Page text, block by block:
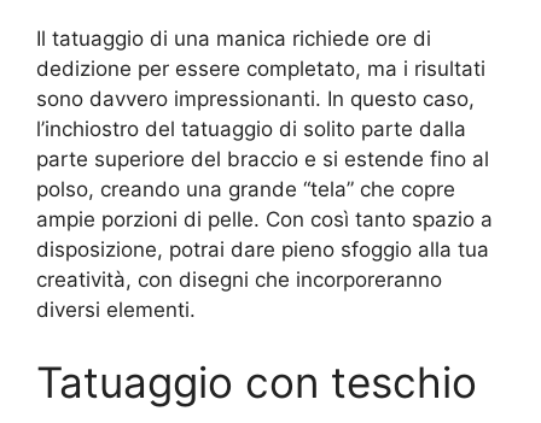
Il tatuaggio di una manica richiede ore di
dedizione per essere completato, ma i risultati
sono davvero impressionanti. In questo caso,
l’inchiostro del tatuaggio di solito parte dalla
parte superiore del braccio e si estende fino al
polso, creando una grande “tela” che copre
ampie porzioni di pelle. Con così tanto spazio a
disposizione, potrai dare pieno sfoggio alla tua
creatività, con disegni che incorporeranno
diversi elementi.
Tatuaggio con teschio